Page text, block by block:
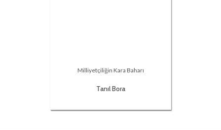
Milliyetçiliğin Kara Baharı
Tanıl Bora